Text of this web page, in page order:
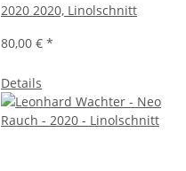
2020 2020, Linolschnitt
80,00 € *
Details